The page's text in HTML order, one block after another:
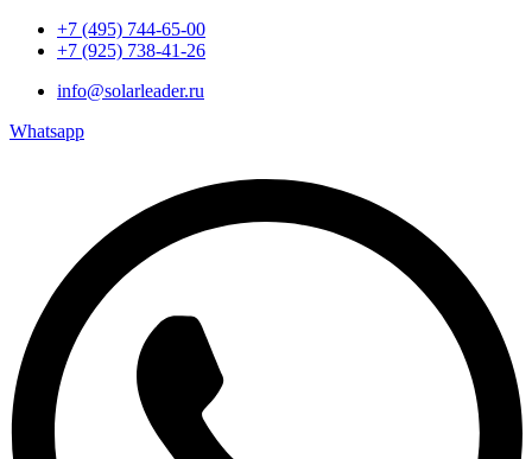
+7 (495) 744-65-00
+7 (925) 738-41-26
info@solarleader.ru
Whatsapp